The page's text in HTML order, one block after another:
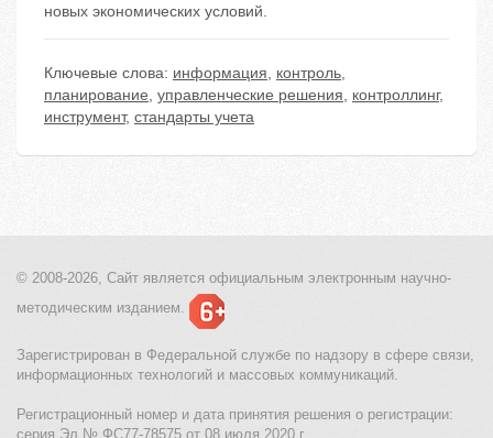
новых экономических условий.
Ключевые слова: информация, контроль,
планирование, управленческие решения, контроллинг,
инструмент, стандарты учета
© 2008-2026, Сайт является официальным электронным научно-
методическим изданием.
Зарегистрирован в Федеральной службе по надзору в сфере связи,
информационных технологий и массовых коммуникаций.
Регистрационный номер и дата принятия решения о регистрации:
серия Эл № ФС77-78575 от 08 июля 2020 г